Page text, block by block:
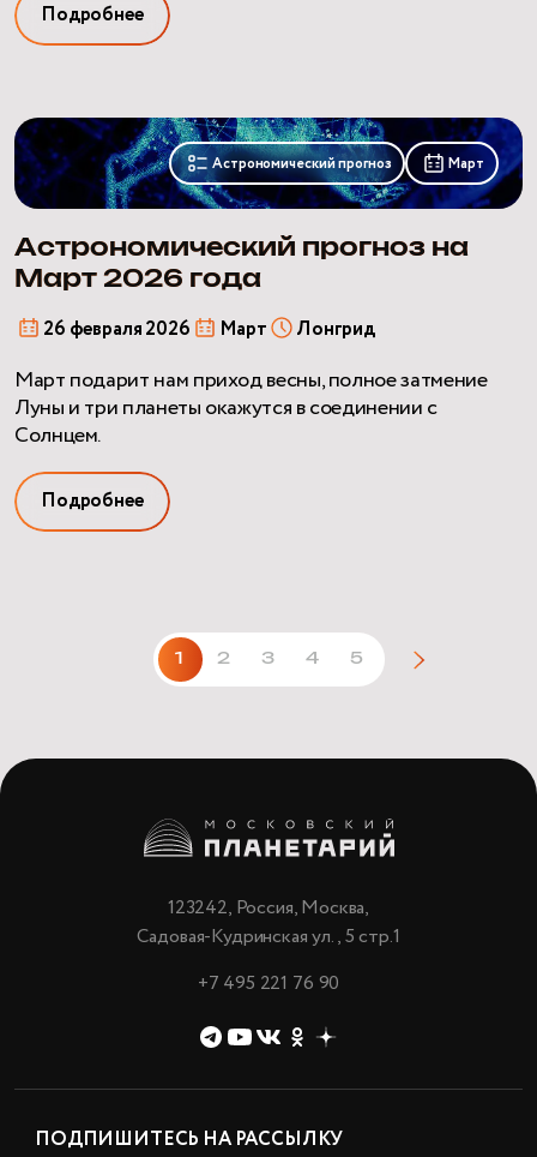
Подробнее
Астрономический
прогноз
на
Март
2026
года
Астрономический прогноз Март
Астрономический прогноз на
Март 2026 года
26 февраля 2026 Март Лонгрид
Март подарит нам приход весны, полное затмение
Луны и три планеты окажутся в соединении с
Солнцем.
Подробнее
1 2 3 4 5
123242, Россия, Москва,
Садовая-Кудринская ул., 5 стр.1
+7 495 221 76 90
ПОДПИШИТЕСЬ НА РАССЫЛКУ